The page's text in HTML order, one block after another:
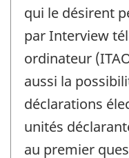
qui le désirent
par Interview
ordinateur
aussi la
déclarations
unités
au premier